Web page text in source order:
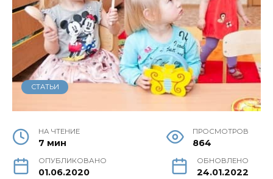
СТАТЬИ
НА ЧТЕНИЕ
7 мин
ПРОСМОТРОВ
864
ОПУБЛИКОВАНО
01.06.2020
ОБНОВЛЕНО
24.01.2022